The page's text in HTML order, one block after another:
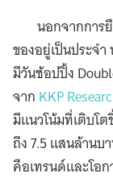
นอกจากการ
ของอยู่เป็นประจ
มีวันช้อปปิ้ง
จาก KKP
มีแนวโน้มที่เติบโ
ถึง 7.5 แสนล้านบ
คือเทรนด์และโอ